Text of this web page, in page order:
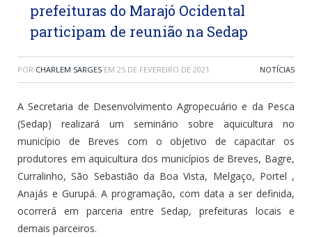
prefeituras do Marajó Ocidental
participam de reunião na Sedap
POR CHARLEM SARGES EM 25 DE FEVEREIRO DE 2021 NOTÍCIAS
A Secretaria de Desenvolvimento Agropecuário e da Pesca
(Sedap) realizará um seminário sobre aquicultura no
município de Breves com o objetivo de capacitar os
produtores em aquicultura dos municípios de Breves, Bagre,
Curralinho, São Sebastião da Boa Vista, Melgaço, Portel ,
Anajás e Gurupá. A programação, com data a ser definida,
ocorrerá em parceria entre Sedap, prefeituras locais e
demais parceiros.